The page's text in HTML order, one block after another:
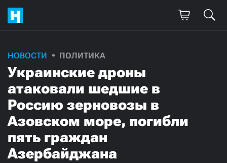
НОВОСТИ ПОЛИТИКА
Украинские дроны
атаковали шедшие в
Россию зерновозы в
Азовском море, погибли
пять граждан
Азербайджана